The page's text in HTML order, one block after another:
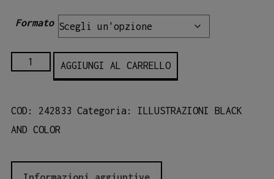
Formato
ORIZZONTALE
quantità
AGGIUNGI AL CARRELLO
COD: 242833 Categoria: ILLUSTRAZIONI BLACK
AND COLOR